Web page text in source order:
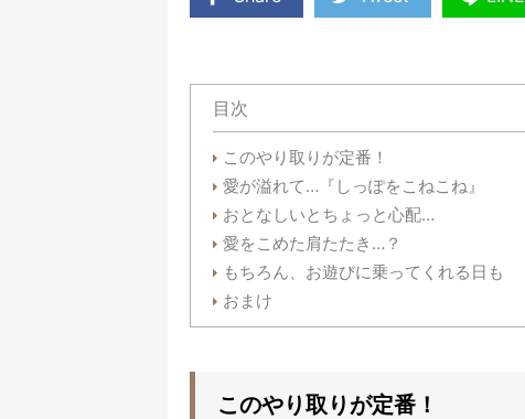
目次
このやり取りが定番！
愛が溢れて…『しっぽをこねこね』
おとなしいとちょっと心配…
愛をこめた肩たたき…？
もちろん、お遊びに乗ってくれる日も
おまけ
このやり取りが定番！